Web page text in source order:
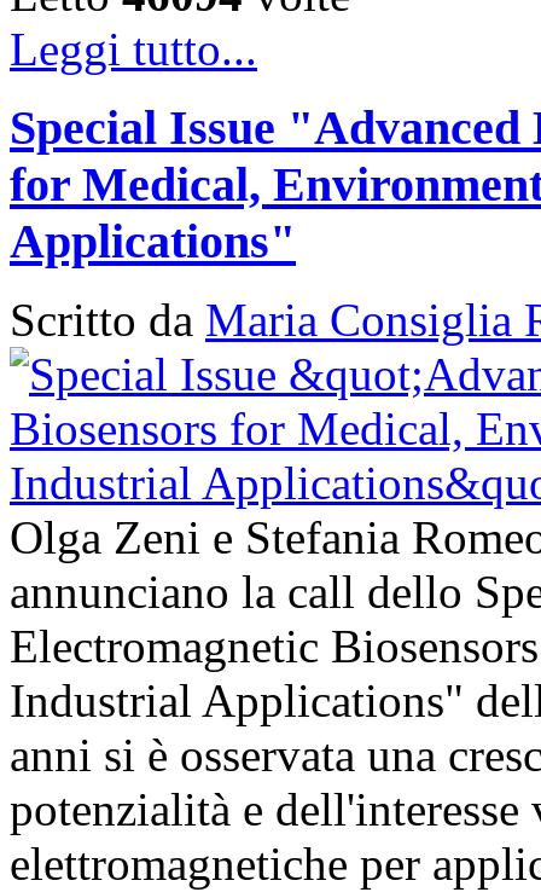
Leggi tutto...
Special Issue
for Medical,
Applications"
Scritto da Maria Consiglia
Olga Zeni e Stefania
annunciano la call dello
Electromagnetic
Industrial Applications"
anni si è osservata una
potenzialità e dell'interesse
elettromagnetiche per